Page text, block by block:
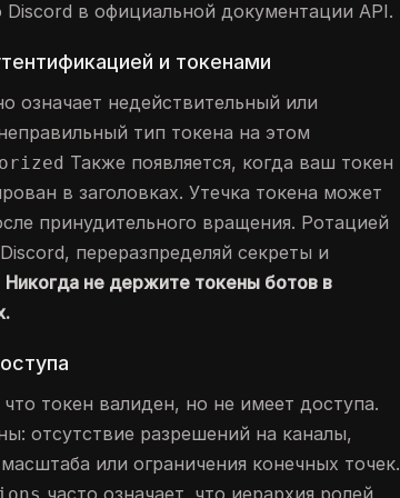
Discord в официальной документации API.
и токенами
означает недействительный или
тип токена на этом
Также появляется, когда ваш токен
в заголовках. Утечка токена может
принудительного вращения. Ротацией
переразпределяй секреты и
Никогда не держите токены ботов в
токен валиден, но не имеет доступа.
отсутствие разрешений на каналы,
или ограничения конечных точек.
часто означает, что иерархия ролей